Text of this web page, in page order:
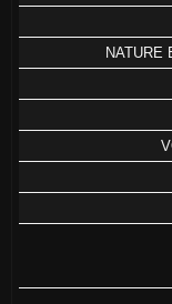
NATURE